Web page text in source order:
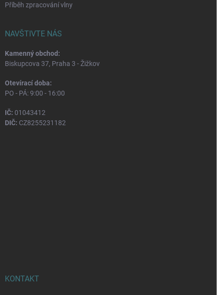
Příběh zpracování vlny
NAVŠTIVTE NÁS
Kamenný obchod:
Biskupcova 37, Praha 3 - Žižkov
Otevírací doba:
PO - PÁ: 9:00 - 16:00
IČ: 01043412
DIČ: CZ8255231182
KONTAKT